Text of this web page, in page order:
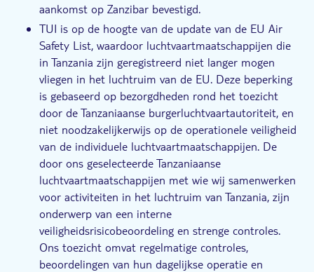
aankomst op Zanzibar bevestigd.
TUI is op de hoogte van de update van de EU Air
Safety List, waardoor luchtvaartmaatschappijen die
in Tanzania zijn geregistreerd niet langer mogen
vliegen in het luchtruim van de EU. Deze beperking
is gebaseerd op bezorgdheden rond het toezicht
door de Tanzaniaanse burgerluchtvaartautoriteit, en
niet noodzakelijkerwijs op de operationele veiligheid
van de individuele luchtvaartmaatschappijen. De
door ons geselecteerde Tanzaniaanse
luchtvaartmaatschappijen met wie wij samenwerken
voor activiteiten in het luchtruim van Tanzania, zijn
onderwerp van een interne
veiligheidsrisicobeoordeling en strenge controles.
Ons toezicht omvat regelmatige controles,
beoordelingen van hun dagelijkse operatie en